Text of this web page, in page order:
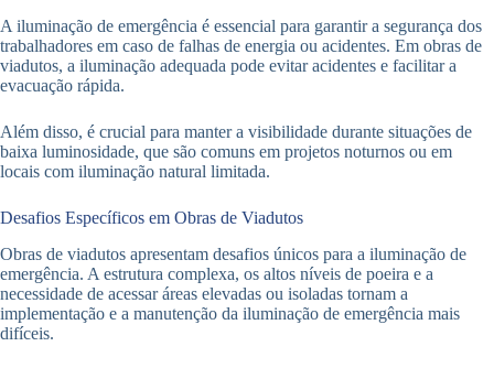
A iluminação de emergência é essencial para garantir a segurança dos
trabalhadores em caso de falhas de energia ou acidentes. Em obras de
viadutos, a iluminação adequada pode evitar acidentes e facilitar a
evacuação rápida.
Além disso, é crucial para manter a visibilidade durante situações de
baixa luminosidade, que são comuns em projetos noturnos ou em
locais com iluminação natural limitada.
Desafios Específicos em Obras de Viadutos
Obras de viadutos apresentam desafios únicos para a iluminação de
emergência. A estrutura complexa, os altos níveis de poeira e a
necessidade de acessar áreas elevadas ou isoladas tornam a
implementação e a manutenção da iluminação de emergência mais
difíceis.